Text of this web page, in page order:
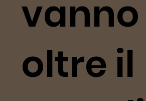
vanno
oltre il